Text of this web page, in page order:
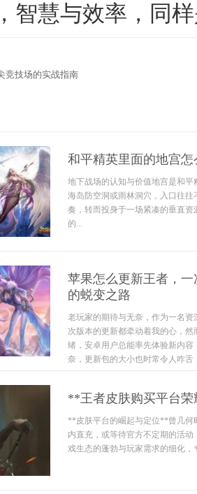
智慧与效率，同
竞技场的实战指南
和平精英里面的地宫
地下战场的认知与价值地宫是和
海岛防空洞或雨林洞穴，入口往
奏，转而投身于一场紧凑的垂直
的...
苹果怎么更新王者，
的蜕变之路
老玩家的期待与无奈，作为一名
次版本的更新都牵动着我的心，
绪，安卓用户总能率先体验新内
奈，更新包的大小也时常令人咋
**王者皮肤购买平台
**皮肤平台的崛起与定位**曾几何
内直充，或等待官方不定期的活
戏生态的蓬勃与玩家需求的细化，